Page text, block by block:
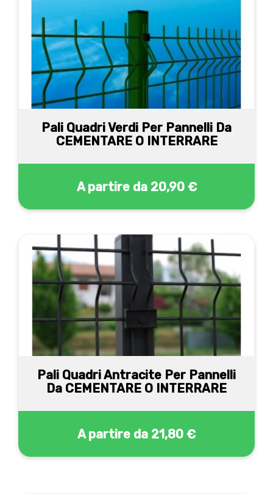
Pali Quadri Verdi Per Pannelli Da
CEMENTARE O INTERRARE
A partire da 20,90 €
Pali Quadri Antracite Per Pannelli
Da CEMENTARE O INTERRARE
A partire da 21,80 €